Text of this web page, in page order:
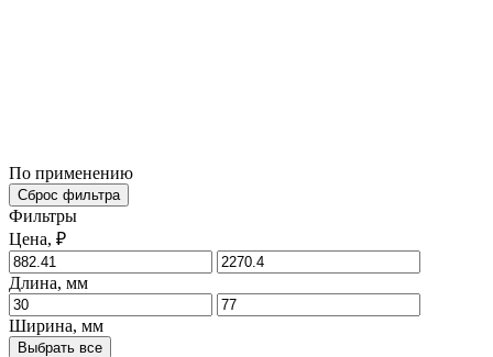
По применению
Сброс фильтра
Фильтры
Цена, ₽
Длина, мм
Ширина, мм
Выбрать все